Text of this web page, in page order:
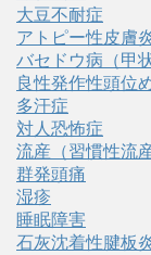
大豆不耐症
アトピー性皮膚
バセドウ病（甲
良性発作性頭位
多汗症
対人恐怖症
流産（習慣性流
群発頭痛
湿疹
睡眠障害
石灰沈着性腱板